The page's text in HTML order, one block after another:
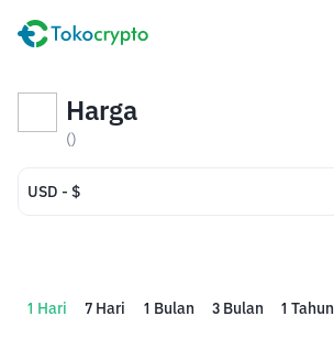
Harga
()
USD - $
1 Hari
7 Hari 1 Bulan 3 Bulan 1 Tahun